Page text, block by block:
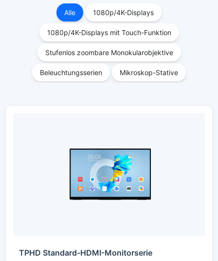
Alle 1080p/4K-Displays
1080p/4K-Displays mit Touch-Funktion
Stufenlos zoombare Monokularobjektive
Beleuchtungsserien Mikroskop-Stative
TPHD Standard-HDMI-Monitorserie